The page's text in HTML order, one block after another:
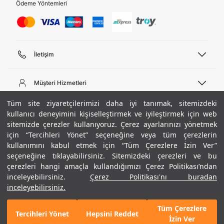
Tüm site ziyaretçilerimizi daha iyi tanımak, sitemizdeki
kullanıcı deneyimini kişiselleştirmek ve iyileştirmek için web
sitemizde çerezler kullanıyoruz. Çerez ayarlarınızı yönetmek
için “Tercihleri Yönet” seçeneğine veya tüm çerezlerin
kullanımını kabul etmek için “Tüm Çerezlere İzin Ver”
seçeneğine tıklayabilirsiniz. Sitemizdeki çerezleri ve bu
çerezleri hangi amaçla kullandığımızı Çerez Politikası’ndan
inceleyebilirsiniz.
Çerez Politikası'nı buradan
inceleyebilirsiniz.
Tercihleri Yönet Hepsini Reddet
Tüm Çerezlere
İzin Ver
+ 1 Renk
GELINCE HABER VER
Ödeme Yöntemleri
İletişim
444 02 00
Pazartesi - Cuma 09:00 - 18:00
E-posta
bilgi@underarmour.com
Müşteri Hizmetleri
Sipariş Sorgulama
Bize Ulaşın
Teslimat Bilgileri
İşlem Rehberi
İade ve Değişimler
Sıkça Sorulan Sorular
Beden Rehberi
Site Haritası
Hakkımızda
Ticari Bilgiler
Hükümler ve Koşullar
Gizlilik Politikası
Çerez Politikası
Kariyer
ETBİS
UA Sosyal Medya
Instagram
Facebook
Twitter
Popüler Kategoriler
Erkek Basketbol Ayakkabısı
Çocuk Basketbol Ayakkabısı
Erkek Eşofman